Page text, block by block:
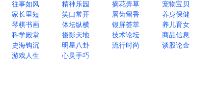
往事如风
精神乐园 摘花弄草
宠物宝贝
家长里短
笑口常开 唇齿留香
养身保健
琴棋书画
体坛纵横 银屏荟萃
养儿育女
科学殿堂
摄影天地 技术论坛
商品信息
史海钩沉
明星八卦 流行时尚
谈股论金
游戏人生
心灵手巧